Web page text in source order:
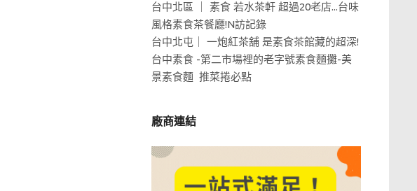
台中北區 ｜ 素食 若水茶軒 超過20老店...台味
風格素食茶餐廳!N訪記錄
台中北屯｜ 一炮紅茶舖 是素食茶館藏的超深!
台中素食 -第二市場裡的老字號素食麵攤-美
景素食麵 推菜捲必點
廠商連結